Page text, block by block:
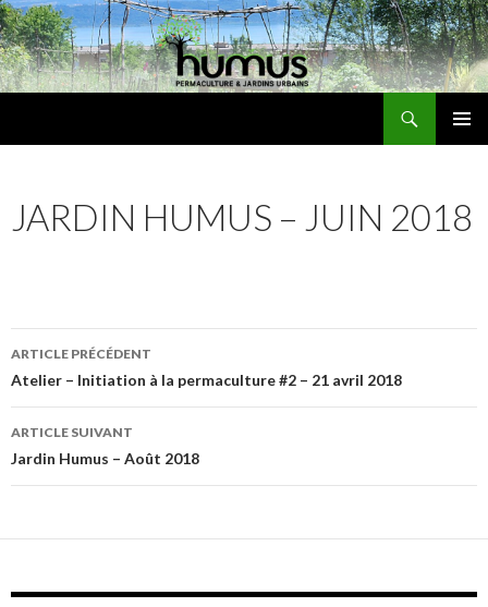
JARDIN HUMUS – JUIN 2018
Navigation
des
articles
ARTICLE PRÉCÉDENT
Atelier – Initiation à la permaculture #2 – 21 avril 2018
ARTICLE SUIVANT
Jardin Humus – Août 2018